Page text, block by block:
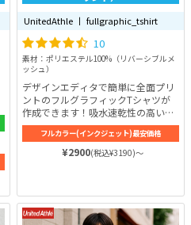
UnitedAthle 丨 fullgraphic_tshirt
10
素材：ポリエステル100%（リバーシブルメ
ッシュ）
デザインエディタで簡単に全面プリ
ントのフルグラフィックTシャツが
作成できます！吸水速乾性の高い、
ドライ素材にUPF30の紫外線遮蔽を
兼ね備えた機能性に優れたTシャツ
をベースにしています。全面プリン
ロモーションなど販促用のユニフォ
ームウェアとしてもオススメ！
フルカラー(インクジェット)最安価格
¥2900(税込¥3190)～